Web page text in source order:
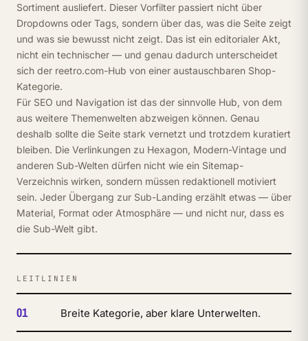
Sortiment ausliefert. Dieser Vorfilter passiert nicht über
Dropdowns oder Tags, sondern über das, was die Seite zeigt
und was sie bewusst nicht zeigt. Das ist ein editorialer Akt,
nicht ein technischer — und genau dadurch unterscheidet
sich der reetro.com-Hub von einer austauschbaren Shop-
Kategorie.
Für SEO und Navigation ist das der sinnvolle Hub, von dem
aus weitere Themenwelten abzweigen können. Genau
deshalb sollte die Seite stark vernetzt und trotzdem kuratiert
bleiben. Die Verlinkungen zu Hexagon, Modern-Vintage und
anderen Sub-Welten dürfen nicht wie ein Sitemap-
Verzeichnis wirken, sondern müssen redaktionell motiviert
sein. Jeder Übergang zur Sub-Landing erzählt etwas — über
Material, Format oder Atmosphäre — und nicht nur, dass es
die Sub-Welt gibt.
LEITLINIEN
01 Breite Kategorie, aber klare Unterwelten.